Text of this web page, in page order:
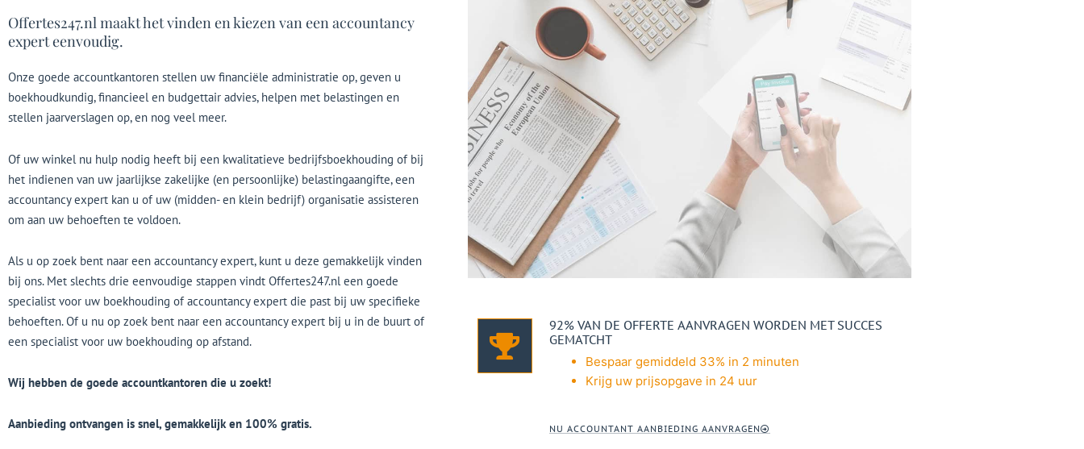
Offertes247.nl maakt het vinden en kiezen van een accountancy
expert eenvoudig.
Onze goede accountkantoren stellen uw financiële administratie op, geven u
boekhoudkundig, financieel en budgettair advies, helpen met belastingen en
stellen jaarverslagen op, en nog veel meer.
Of uw winkel nu hulp nodig heeft bij een kwalitatieve bedrijfsboekhouding of bij
het indienen van uw jaarlijkse zakelijke (en persoonlijke) belastingaangifte, een
accountancy expert kan u of uw (midden- en klein bedrijf) organisatie assisteren
om aan uw behoeften te voldoen.
Als u op zoek bent naar een accountancy expert, kunt u deze gemakkelijk vinden
bij ons. Met slechts drie eenvoudige stappen vindt Offertes247.nl een goede
specialist voor uw boekhouding of accountancy expert die past bij uw specifieke
behoeften. Of u nu op zoek bent naar een accountancy expert bij u in de buurt of
een specialist voor uw boekhouding op afstand.
Wij hebben de goede accountkantoren die u zoekt!
Aanbieding ontvangen is snel, gemakkelijk en 100% gratis.
92% VAN DE OFFERTE AANVRAGEN WORDEN MET SUCCES
GEMATCHT
Bespaar gemiddeld 33% in 2 minuten
Krijg uw prijsopgave in 24 uur
NU ACCOUNTANT AANBIEDING AANVRAGEN